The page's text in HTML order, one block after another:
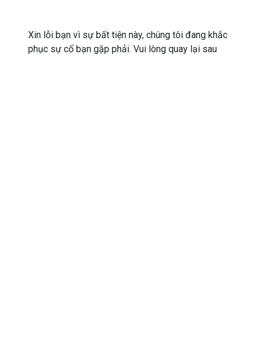
Xin lỗi bạn vì sự bất tiện này, chúng tôi đang khắc
phục sự cố bạn gặp phải. Vui lòng quay lại sau